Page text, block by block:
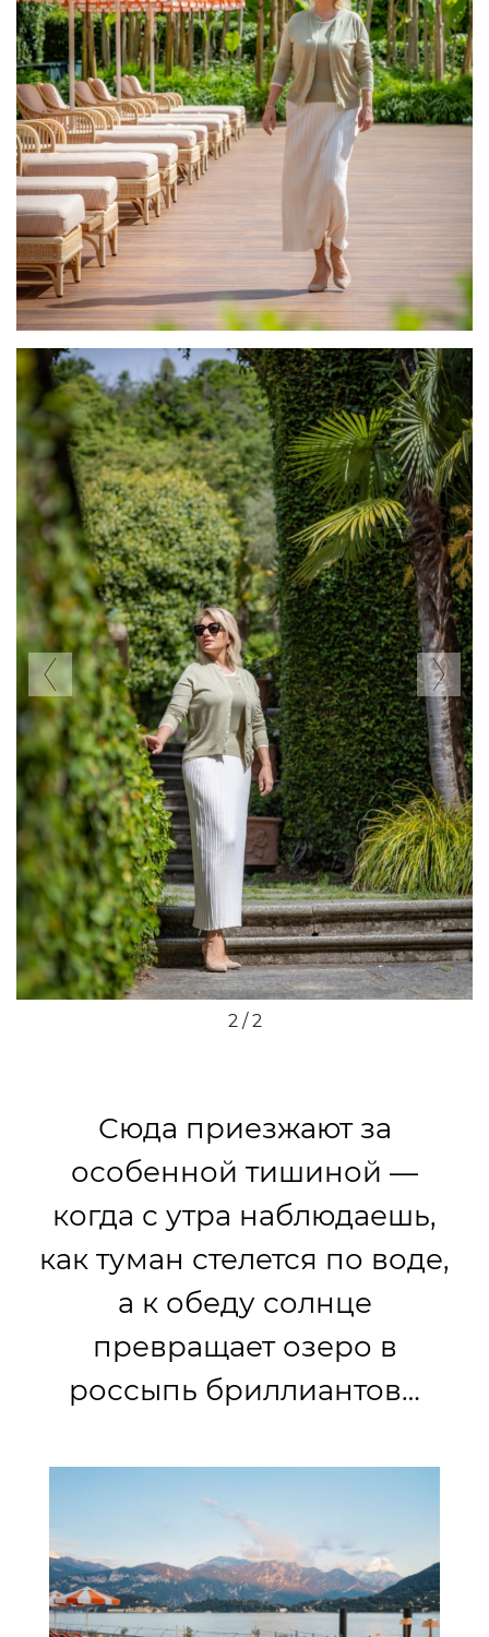
Previous
2 / 2
Сюда приезжают за
особенной тишиной —
когда с утра наблюдаешь,
как туман стелется по воде,
а к обеду солнце
превращает озеро в
россыпь бриллиантов…